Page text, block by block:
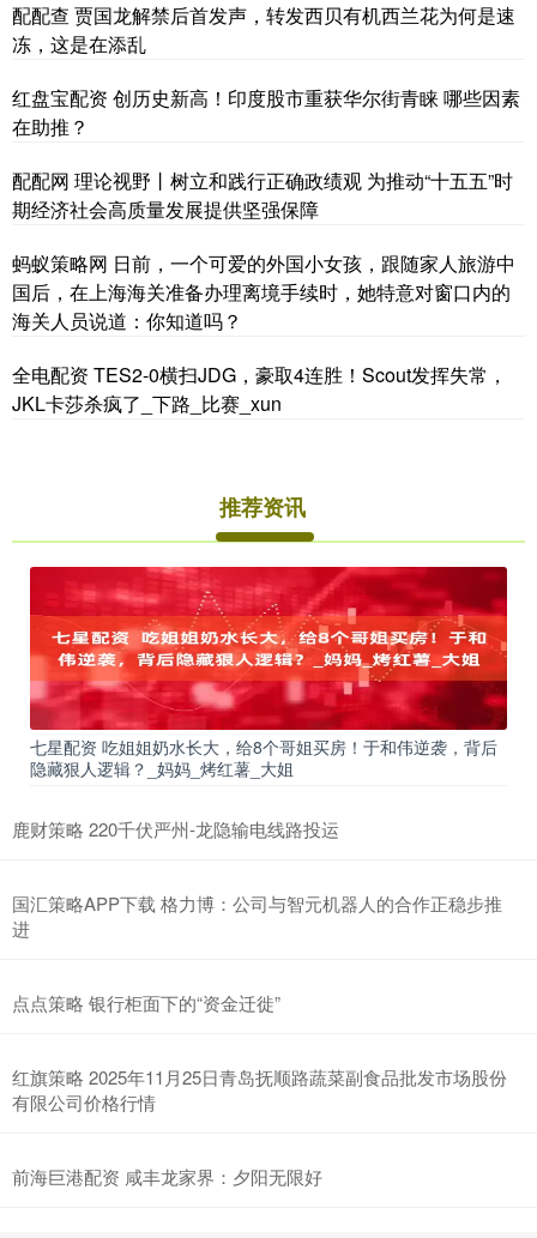
配配查 贾国龙解禁后首发声，转发西贝有机西兰花为何是速
冻，这是在添乱
红盘宝配资 创历史新高！印度股市重获华尔街青睐 哪些因素
在助推？
配配网 理论视野丨树立和践行正确政绩观 为推动“十五五”时
期经济社会高质量发展提供坚强保障
蚂蚁策略网 日前，一个可爱的外国小女孩，跟随家人旅游中
国后，在上海海关准备办理离境手续时，她特意对窗口内的
海关人员说道：你知道吗？
全电配资 TES2-0横扫JDG，豪取4连胜！Scout发挥失常，
JKL卡莎杀疯了_下路_比赛_xun
推荐资讯
七星配资 吃姐姐奶水长大，给8个哥姐买房！于和伟逆袭，背后
隐藏狠人逻辑？_妈妈_烤红薯_大姐
鹿财策略 220千伏严州-龙隐输电线路投运
国汇策略APP下载 格力博：公司与智元机器人的合作正稳步推
进
点点策略 银行柜面下的“资金迁徙”
红旗策略 2025年11月25日青岛抚顺路蔬菜副食品批发市场股份
有限公司价格行情
前海巨港配资 咸丰龙家界：夕阳无限好